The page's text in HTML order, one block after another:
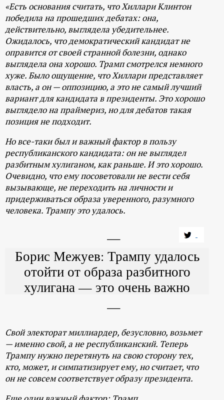
«Есть основания считать, что Хиллари Клинтон
победила на прошедших дебатах: она,
действительно, выглядела убедительнее.
Ожидалось, что демократический кандидат не
оправится от своей странной болезни, однако
выглядела она хорошо. Трамп смотрелся немного
хуже. Было ощущение, что Хиллари представляет
власть, а он — оппозицию, а это не самый лучший
вариант для кандидата в президенты. Это хорошо
выглядело на праймериз, но для дебатов такая
позиция не подходит.
Но все-таки был и важный фактор в пользу
республиканского кандидата: он не выглядел
разбитным хулиганом, как раньше. И это хорошо.
Очевидно, что ему посоветовали не вести себя
вызывающе, не переходить на личности и
придерживаться образа уверенного, разумного
человека. Трампу это удалось.
Борис Межуев: Трампу удалось
отойти от образа разбитного
хулигана — это очень важно
Свой электорат миллиардер, безусловно, возьмет
— именно свой, а не республиканский. Теперь
Трампу нужно перетянуть на свою сторону тех,
кто, может, и симпатизирует ему, но считает, что
он не совсем соответствует образу президента.